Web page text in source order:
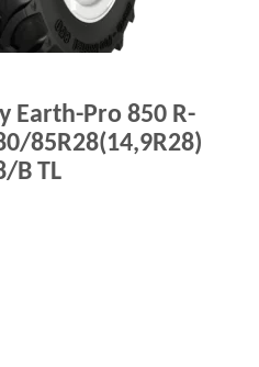
Earth-Pro 850 R-
85R28(14,9R28)
B TL